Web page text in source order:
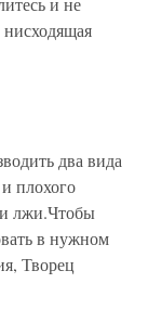
нисходящая
два вида
плохого
и лжи.Чтобы
в нужном
Творец